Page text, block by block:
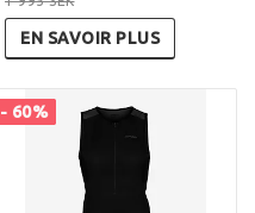
EN SAVOIR PLUS
- 60%